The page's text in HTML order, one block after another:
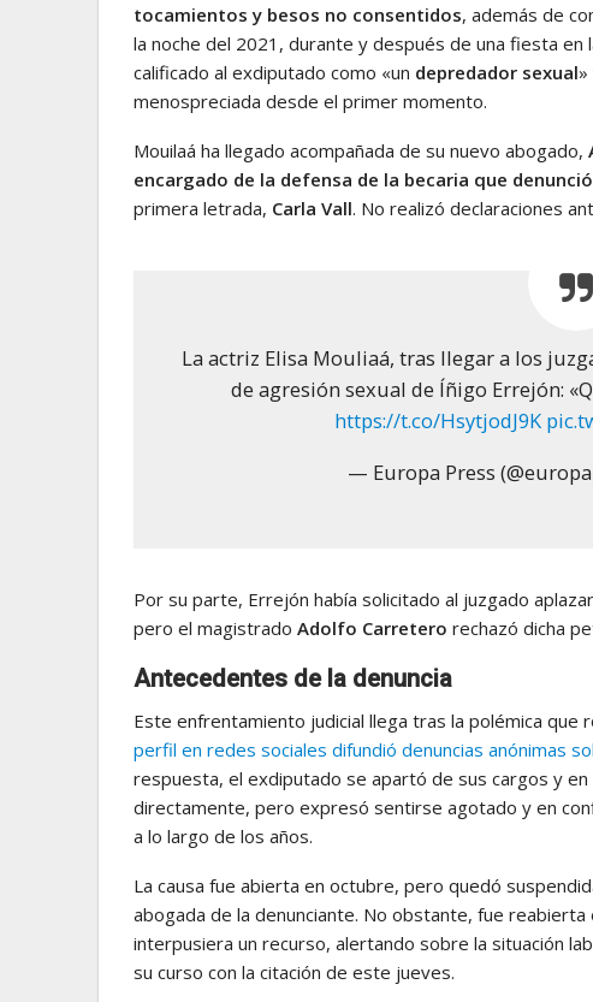
tocamientos y besos no consentidos, además de
la noche del 2021, durante y después de una fiesta en
calificado al exdiputado como «un depredador sexual»
menospreciada desde el primer momento.
Mouilaá ha llegado acompañada de su nuevo abogado,
encargado de la defensa de la becaria que
primera letrada, Carla Vall. No realizó declaraciones
La actriz Elisa Mouliaá, tras llegar a los
de agresión sexual de Íñigo Errejón:
https://t.co/HsytjodJ9K
— Europa Press
Por su parte, Errejón había solicitado al juzgado
pero el magistrado Adolfo Carretero rechazó dicha
Antecedentes de la denuncia
Este enfrentamiento judicial llega tras la polémica
perfil en redes sociales difundió denuncias anónimas
respuesta, el exdiputado se apartó de sus cargos y en
directamente, pero expresó sentirse agotado y en
a lo largo de los años.
La causa fue abierta en octubre, pero quedó
abogada de la denunciante. No obstante, fue
interpusiera un recurso, alertando sobre la situación
su curso con la citación de este jueves.